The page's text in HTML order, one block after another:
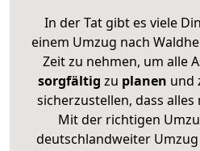
In der Tat gibt es viele
einem Umzug nach
Zeit zu nehmen, um alle
sorgfältig zu planen und
sicherzustellen, dass
Mit der richtigen
deutschlandweiter